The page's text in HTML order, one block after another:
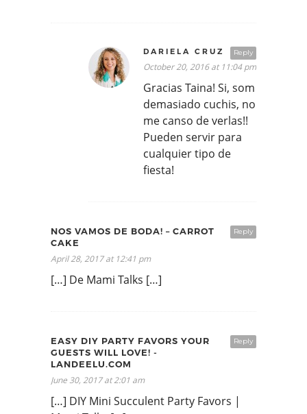
Reply
DARIELA CRUZ
October 20, 2016 at 11:04 pm
Gracias Taina! Si, som
demasiado cuchis, no
me canso de verlas!!
Pueden servir para
cualquier tipo de
fiesta!
Reply
NOS VAMOS DE BODA! – CARROT
CAKE
April 28, 2017 at 12:41 pm
[…] De Mami Talks […]
Reply
EASY DIY PARTY FAVORS YOUR
GUESTS WILL LOVE! -
LANDEELU.COM
June 30, 2017 at 2:01 am
[…] DIY Mini Succulent Party Favors |